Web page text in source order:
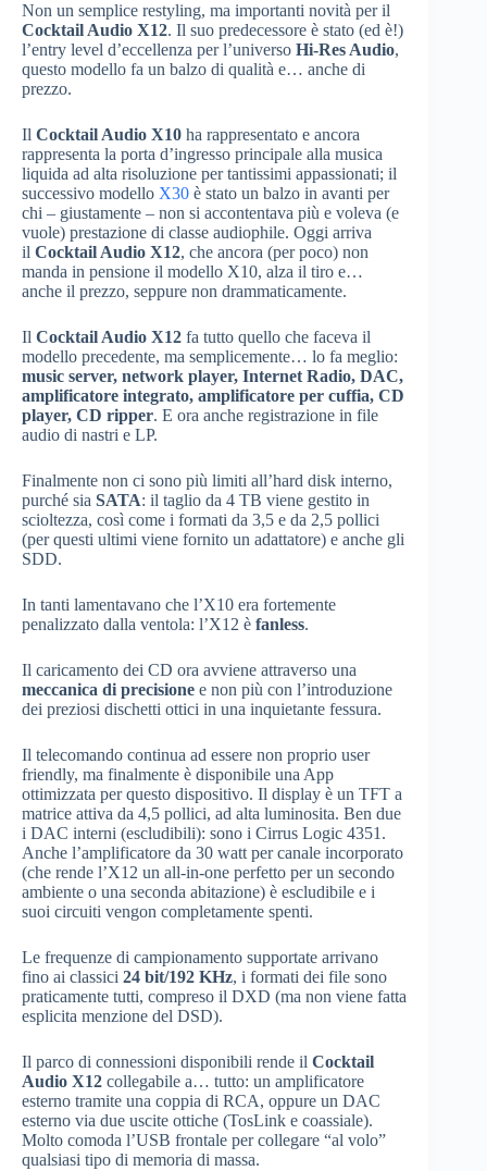
Non un semplice restyling, ma importanti novità per il
Cocktail Audio X12. Il suo predecessore è stato (ed è!)
l’entry level d’eccellenza per l’universo Hi-Res Audio,
questo modello fa un balzo di qualità e… anche di
prezzo.
Il Cocktail Audio X10 ha rappresentato e ancora
rappresenta la porta d’ingresso principale alla musica
liquida ad alta risoluzione per tantissimi appassionati; il
successivo modello X30 è stato un balzo in avanti per
chi – giustamente – non si accontentava più e voleva (e
vuole) prestazione di classe audiophile. Oggi arriva
il Cocktail Audio X12, che ancora (per poco) non
manda in pensione il modello X10, alza il tiro e…
anche il prezzo, seppure non drammaticamente.
Il Cocktail Audio X12 fa tutto quello che faceva il
modello precedente, ma semplicemente… lo fa meglio:
music server, network player, Internet Radio, DAC,
amplificatore integrato, amplificatore per cuffia, CD
player, CD ripper. E ora anche registrazione in file
audio di nastri e LP.
Finalmente non ci sono più limiti all’hard disk interno,
purché sia SATA: il taglio da 4 TB viene gestito in
scioltezza, così come i formati da 3,5 e da 2,5 pollici
(per questi ultimi viene fornito un adattatore) e anche gli
SDD.
In tanti lamentavano che l’X10 era fortemente
penalizzato dalla ventola: l’X12 è fanless.
Il caricamento dei CD ora avviene attraverso una
meccanica di precisione e non più con l’introduzione
dei preziosi dischetti ottici in una inquietante fessura.
Il telecomando continua ad essere non proprio user
friendly, ma finalmente è disponibile una App
ottimizzata per questo dispositivo. Il display è un TFT a
matrice attiva da 4,5 pollici, ad alta luminosita. Ben due
i DAC interni (escludibili): sono i Cirrus Logic 4351.
Anche l’amplificatore da 30 watt per canale incorporato
(che rende l’X12 un all-in-one perfetto per un secondo
ambiente o una seconda abitazione) è escludibile e i
suoi circuiti vengon completamente spenti.
Le frequenze di campionamento supportate arrivano
fino ai classici 24 bit/192 KHz, i formati dei file sono
praticamente tutti, compreso il DXD (ma non viene fatta
esplicita menzione del DSD).
Il parco di connessioni disponibili rende il Cocktail
Audio X12 collegabile a… tutto: un amplificatore
esterno tramite una coppia di RCA, oppure un DAC
esterno via due uscite ottiche (TosLink e coassiale).
Molto comoda l’USB frontale per collegare “al volo”
qualsiasi tipo di memoria di massa.